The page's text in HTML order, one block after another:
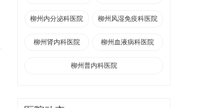
柳州内分泌科医院 柳州风湿免疫科医院
柳州肾内科医院 柳州血液病科医院
柳州普内科医院